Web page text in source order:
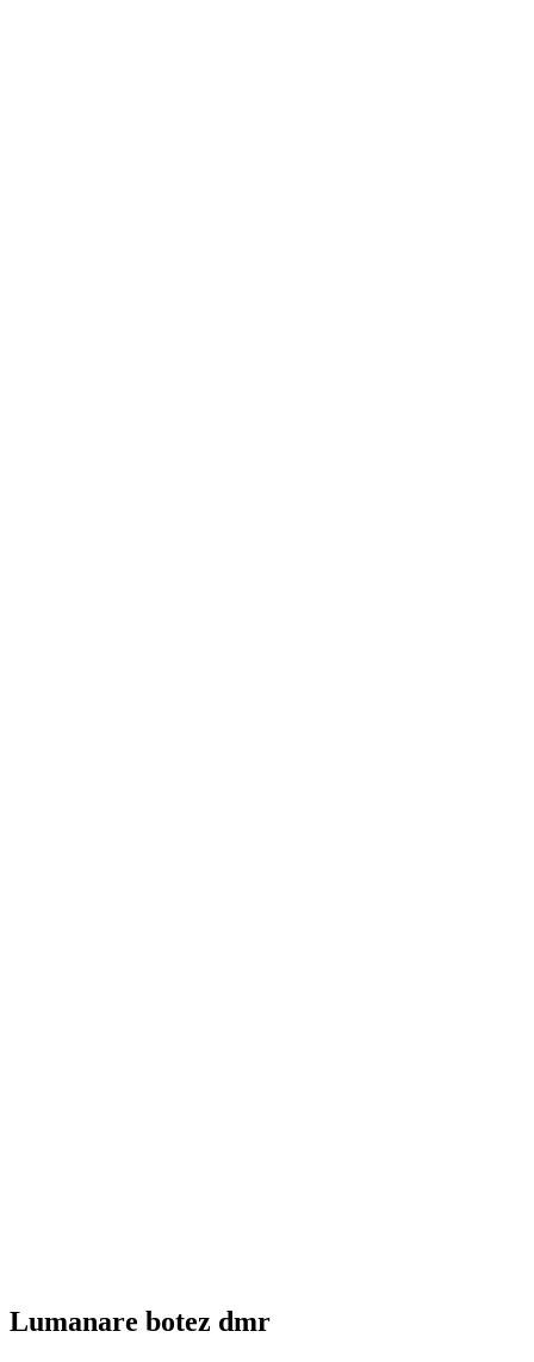
Lumanare botez dmr